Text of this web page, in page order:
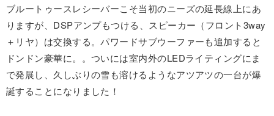
ブルートゥースレシーバーこそ当初のニーズの延長線上にあ
りますが、DSPアンプもつける、スピーカー（フロント3way
＋リヤ）は交換する。パワードサブウーファーも追加すると
ドンドン豪華に。。ついには室内外のLEDライティングにま
で発展し、久しぶりの雪も溶けるようなアツアツの一台が爆
誕することになりました！